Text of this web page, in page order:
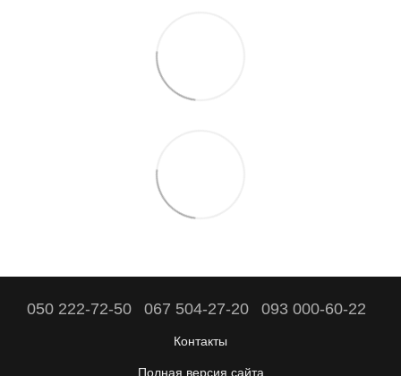
050 222-72-50 067 504-27-20 093 000-60-22
Контакты
Полная версия сайта